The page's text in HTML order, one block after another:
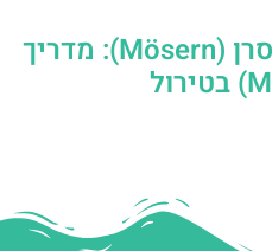
אטרקציות בעיירה מוסרן (Mösern): מדריך